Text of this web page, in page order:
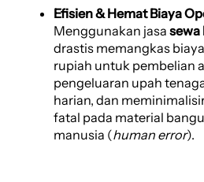
Efisien & Hemat Biaya
Menggunakan jasa sewa
drastis memangkas
rupiah untuk pembelian
pengeluaran upah
harian, dan
fatal pada material
manusia (human error).